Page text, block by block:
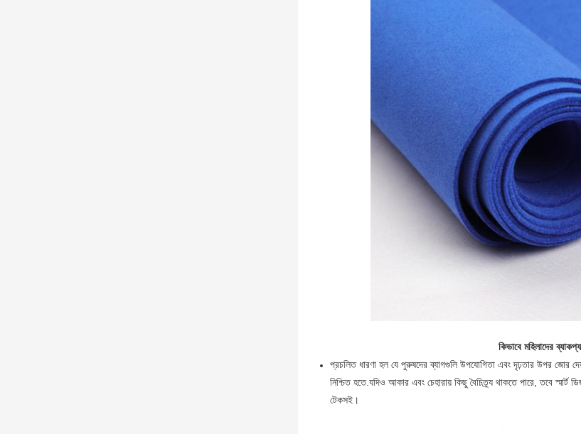
কিভাবে মহিলাদের
প্রচলিত ধারণা হল যে পুরুষদের ব্যাগগুলি উপযোগিতা এবং দৃঢ়তার উপর জোর
নিশ্চিত হতে.যদিও আকার এবং চেহারায় কিছু বৈচিত্র্য থাকতে পারে, তবে
টেকসই।